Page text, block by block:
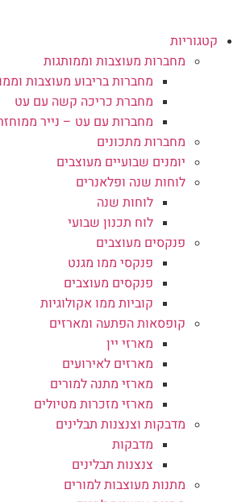
קטגוריות
מחברות מעוצבות וממותגות
מחברות בריבוע מעוצבות
מחברת כריכה קשה עם עט
מחברות עם עט – נייר
מחברות מתכונים
יומנים שבועיים מעוצבים
לוחות שנה ופלאנרים
לוחות שנה
לוח תכנון שבועי
פנקסים מעוצבים
פנקסי ממו מגנט
פנקסים מעוצבים
קוביות ממו אקולוגיות
קופסאות הפתעה ומארזים
מארזי יין
מארזים לאירועים
מארזי מתנה למורים
מארזי מזכרות מטיולים
מדבקות וצנצנות תבלינים
מדבקות
צנצנות תבלינים
מתנות מעוצבות למורים